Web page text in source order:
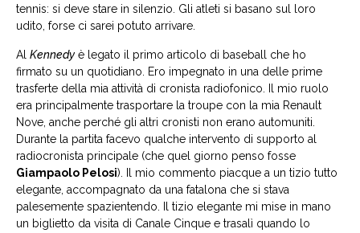
tennis: si deve stare in silenzio. Gli atleti si basano sul loro
udito, forse ci sarei potuto arrivare.
Al Kennedy è legato il primo articolo di baseball che ho
firmato su un quotidiano. Ero impegnato in una delle prime
trasferte della mia attività di cronista radiofonico. Il mio ruolo
era principalmente trasportare la troupe con la mia Renault
Nove, anche perché gli altri cronisti non erano automuniti.
Durante la partita facevo qualche intervento di supporto al
radiocronista principale (che quel giorno penso fosse
Giampaolo Pelosi). Il mio commento piacque a un tizio tutto
elegante, accompagnato da una fatalona che si stava
palesemente spazientendo. Il tizio elegante mi mise in mano
un biglietto da visita di Canale Cinque e trasalì quando lo